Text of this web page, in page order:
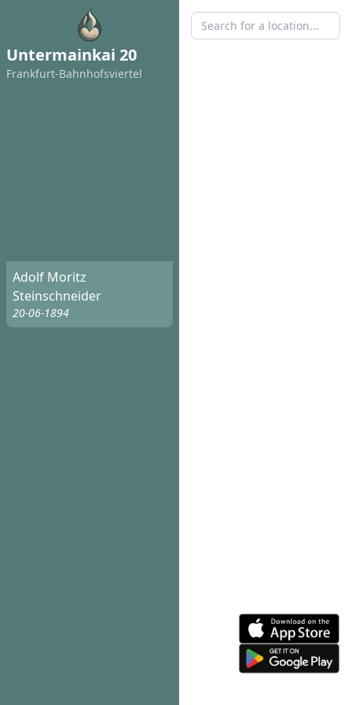
Untermainkai 20
Frankfurt-Bahnhofsviertel
Adolf Moritz
Steinschneider
20-06-1894